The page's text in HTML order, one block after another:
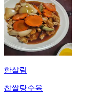
한살림
찹쌀탕수육